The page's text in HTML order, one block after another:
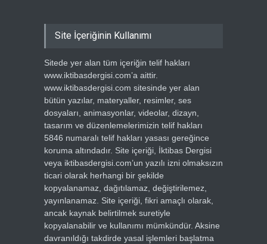
Site İçeriğinin Kullanımı
Sitede yer alan tüm içeriğin telif hakları
www.iktibasdergisi.com’a aittir.
www.iktibasdergisi.com sitesinde yer alan
bütün yazılar, materyaller, resimler, ses
dosyaları, animasyonlar, videolar, dizayn,
tasarım ve düzenlemelerimizin telif hakları
5846 numaralı telif hakları yasası gereğince
koruma altındadır. Site içeriği, İktibas Dergisi
veya iktibasdergisi.com’un yazılı izni olmaksızın
ticari olarak herhangi bir şekilde
kopyalanamaz, dağıtılamaz, değiştirilemez,
yayınlanamaz. Site içeriği, fikri amaçlı olarak,
ancak kaynak belirtilmek suretiyle
kopyalanabilir ve kullanımı mümkündür. Aksine
davranıldığı takdirde yasal işlemleri başlatma